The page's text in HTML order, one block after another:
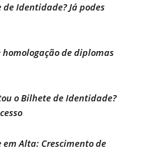
Identidade? Já podes
homologação de diplomas
o Bilhete de Identidade?
em Alta: Crescimento de